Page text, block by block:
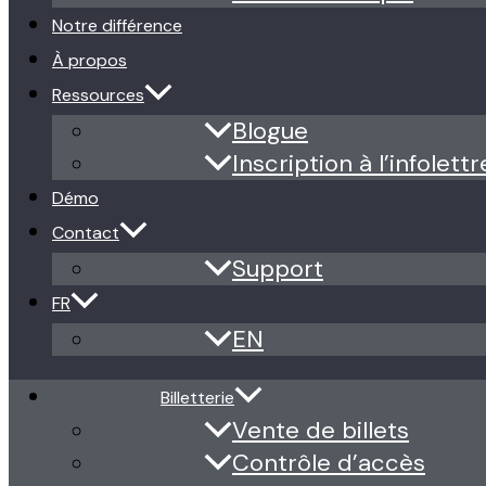
Notre différence
À propos
Ressources
Blogue
Inscription à
Démo
Contact
Support
FR
EN
Billetterie
Vente de billets
Contrôle d’accès